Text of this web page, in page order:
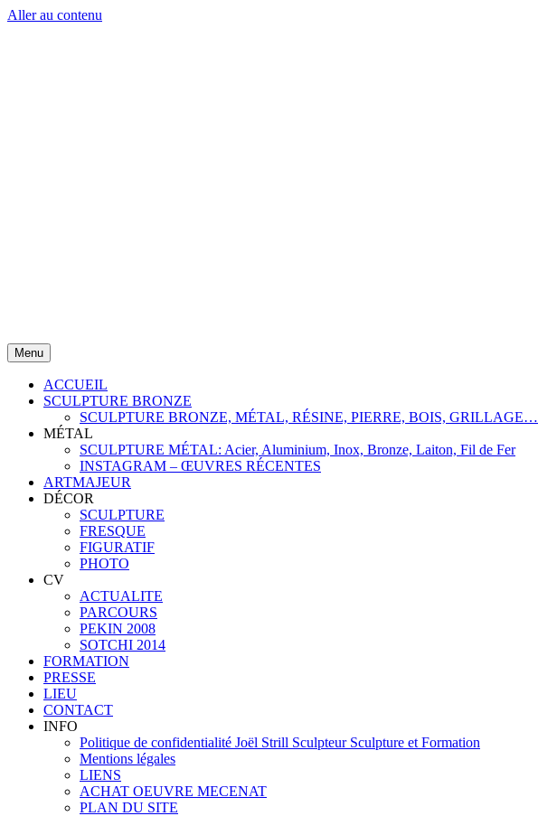
Aller au contenu
Menu
ACCUEIL
SCULPTURE BRONZE
SCULPTURE BRONZE, MÉTAL, RÉSINE, PIERRE, BOIS, GRILLAGE…
MÉTAL
SCULPTURE MÉTAL: Acier, Aluminium, Inox, Bronze, Laiton, Fil de Fer
INSTAGRAM – ŒUVRES RÉCENTES
ARTMAJEUR
DÉCOR
SCULPTURE
FRESQUE
FIGURATIF
PHOTO
CV
ACTUALITE
PARCOURS
PEKIN 2008
SOTCHI 2014
FORMATION
PRESSE
LIEU
CONTACT
INFO
Politique de confidentialité Joël Strill Sculpteur Sculpture et Formation
Mentions légales
LIENS
ACHAT OEUVRE MECENAT
PLAN DU SITE